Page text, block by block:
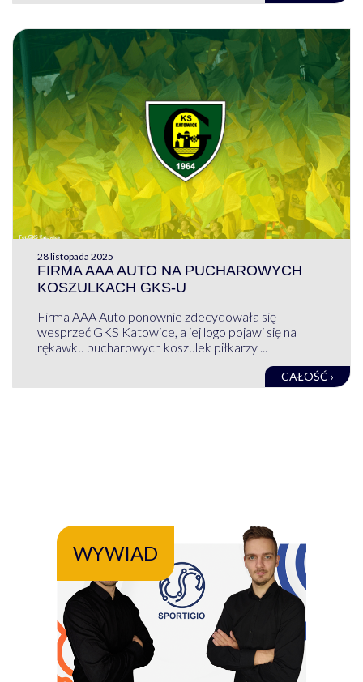
28 listopada 2025
FIRMA AAA AUTO NA PUCHAROWYCH
KOSZULKACH GKS-U
Firma AAA Auto ponownie zdecydowała się
wesprzeć GKS Katowice, a jej logo pojawi się na
rękawku pucharowych koszulek piłkarzy ...
CAŁOŚĆ ›
WYWIAD